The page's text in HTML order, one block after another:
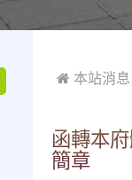
 本站消息
函轉本
簡章